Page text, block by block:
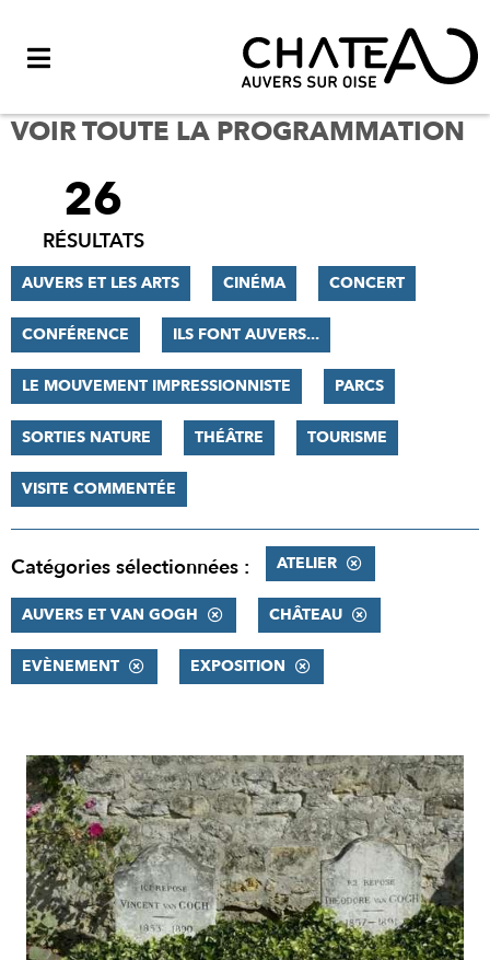
VOIR TOUTE LA PROGRAMMATION
FILTRER
RÉSULTATS
26
RÉSULTATS
AUVERS ET LES ARTS CINÉMA CONCERT
CONFÉRENCE ILS FONT AUVERS...
LE MOUVEMENT IMPRESSIONNISTE PARCS
SORTIES NATURE THÉÂTRE TOURISME
VISITE COMMENTÉE
Catégories sélectionnées : ATELIER
AUVERS ET VAN GOGH CHÂTEAU
EVÈNEMENT EXPOSITION
RÉSULTATS